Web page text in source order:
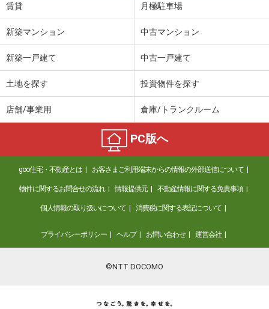
賃貸 月極駐車場
新築マンション 中古マンション
新築一戸建て 中古一戸建て
土地を探す 投資物件を探す
店舗/事業用 倉庫/トランクルーム
PC版へ
goo住宅・不動産とは お客さまご利用端末からの情報の外部送信について
物件に関するお問合せの流れ 情報提供元 不動産情報に関する免責事項
個人情報の取り扱いについて 消費税に関する表記について
プライバシーポリシー ヘルプ お問い合わせ 運営会社
©NTT DOCOMO